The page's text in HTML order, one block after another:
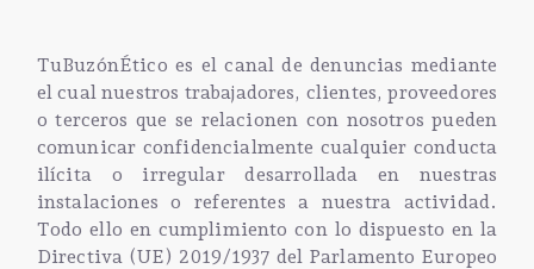
TuBuzónÉtico es el canal de denuncias mediante
el cual nuestros trabajadores, clientes, proveedores
o terceros que se relacionen con nosotros pueden
comunicar confidencialmente cualquier conducta
ilícita o irregular desarrollada en nuestras
instalaciones o referentes a nuestra actividad.
Todo ello en cumplimiento con lo dispuesto en la
Directiva (UE) 2019/1937 del Parlamento Europeo